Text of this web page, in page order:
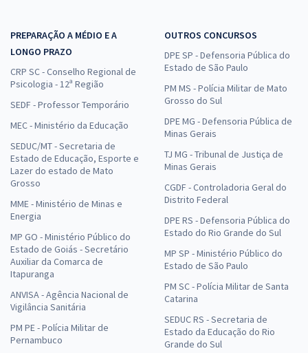
PREPARAÇÃO A MÉDIO E A
LONGO PRAZO
CRP SC - Conselho Regional de
Psicologia - 12ª Região
SEDF - Professor Temporário
MEC - Ministério da Educação
SEDUC/MT - Secretaria de
Estado de Educação, Esporte e
Lazer do estado de Mato
Grosso
MME - Ministério de Minas e
Energia
MP GO - Ministério Público do
Estado de Goiás - Secretário
Auxiliar da Comarca de
Itapuranga
ANVISA - Agência Nacional de
Vigilância Sanitária
PM PE - Polícia Militar de
Pernambuco
OUTROS CONCURSOS
DPE SP - Defensoria Pública do
Estado de São Paulo
PM MS - Polícia Militar de Mato
Grosso do Sul
DPE MG - Defensoria Pública de
Minas Gerais
TJ MG - Tribunal de Justiça de
Minas Gerais
CGDF - Controladoria Geral do
Distrito Federal
DPE RS - Defensoria Pública do
Estado do Rio Grande do Sul
MP SP - Ministério Público do
Estado de São Paulo
PM SC - Polícia Militar de Santa
Catarina
SEDUC RS - Secretaria de
Estado da Educação do Rio
Grande do Sul